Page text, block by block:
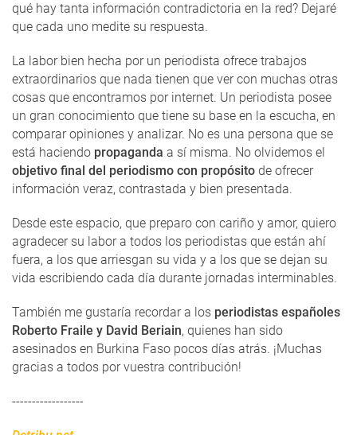
qué hay tanta información contradictoria en la red? Dejaré
que cada uno medite su respuesta.
La labor bien hecha por un periodista ofrece trabajos
extraordinarios que nada tienen que ver con muchas otras
cosas que encontramos por internet. Un periodista posee
un gran conocimiento que tiene su base en la escucha, en
comparar opiniones y analizar. No es una persona que se
está haciendo propaganda a sí misma. No olvidemos el
objetivo final del periodismo con propósito de ofrecer
información veraz, contrastada y bien presentada.
Desde este espacio, que preparo con cariño y amor, quiero
agradecer su labor a todos los periodistas que están ahí
fuera, a los que arriesgan su vida y a los que se dejan su
vida escribiendo cada día durante jornadas interminables.
También me gustaría recordar a los periodistas españoles
Roberto Fraile y David Beriain, quienes han sido
asesinados en Burkina Faso pocos días atrás. ¡Muchas
gracias a todos por vuestra contribución!
------------------